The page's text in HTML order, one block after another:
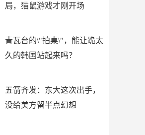
局，猫鼠游戏才刚开场
青瓦台的\"拍桌\"，能让跪太
久的韩国站起来吗？
五箭齐发：东大这次出手，
没给美方留半点幻想